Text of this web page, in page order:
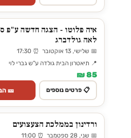
איה פלוטו - הצגה חדשה ע"פ
לאה גולדברג
📅 שלישי, 13 אוקטובר ⏰ 17:30
📍 תיאטרון הבית גולדה ע"ש גברי לוי
85 ₪
📋 פרטים נוספים 🎫
ורדינון בממלכת הצעצועים
📅 שני, 28 ספטמבר ⏰ 11:00